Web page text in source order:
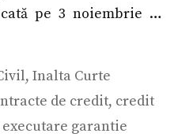
pe 3 noiembrie …
, Inalta Curte
de credit, credit
executare garantie